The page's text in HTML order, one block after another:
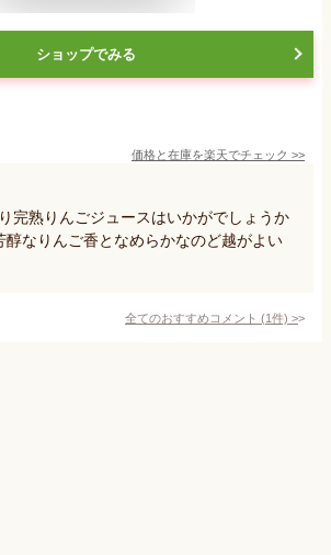
ショップでみる
価格と在庫を楽天でチェック >>
完熟りんごジュースはいかがでしょうか
醇なりんご香となめらかなのど越がよい
全てのおすすめコメント (1件) >